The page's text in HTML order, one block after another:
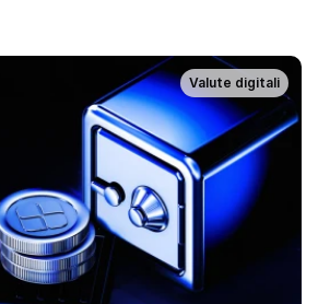
Valute digitali